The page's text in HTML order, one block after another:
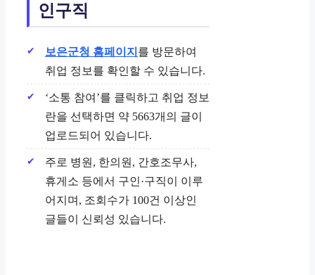
인구직
보은군청 홈페이지 를 방문하여
취업 정보를 확인할 수 있습니다.
‘소통 참여’를 클릭하고 취업 정보
란을 선택하면 약 5663개의 글이
업로드되어 있습니다.
주로 병원, 한의원, 간호조무사,
휴게소 등에서 구인·구직이 이루
어지며, 조회수가 100건 이상인
글들이 신뢰성 있습니다.